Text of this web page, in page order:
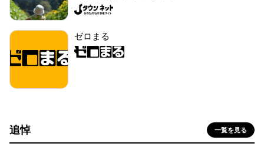
ゼロまる
追悼 一覧を見る